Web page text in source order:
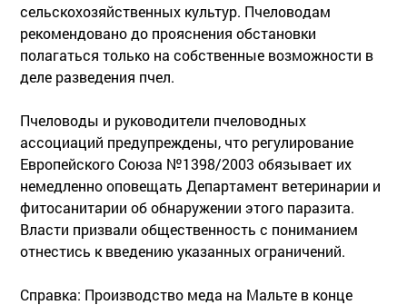
сельскохозяйственных культур. Пчеловодам
рекомендовано до прояснения обстановки
полагаться только на собственные возможности в
деле разведения пчел.
Пчеловоды и руководители пчеловодных
ассоциаций предупреждены, что регулирование
Европейского Союза №1398/2003 обязывает их
немедленно оповещать Департамент ветеринарии и
фитосанитарии об обнаружении этого паразита.
Власти призвали общественность с пониманием
отнестись к введению указанных ограничений.
Справка: Производство меда на Мальте в конце